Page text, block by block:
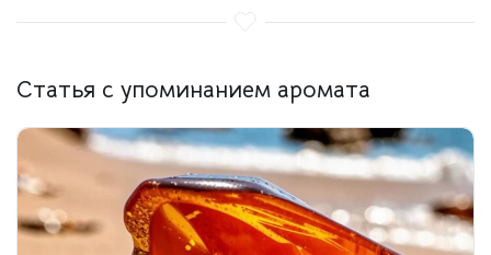
Статья с упоминанием аромата